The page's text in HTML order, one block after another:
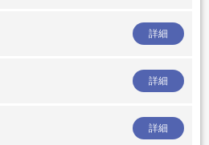
詳細
詳細
詳細